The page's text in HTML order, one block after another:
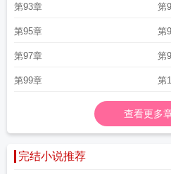
第93章 第
第95章 第
第97章 第
第99章 第
查看更多
完结小说推荐